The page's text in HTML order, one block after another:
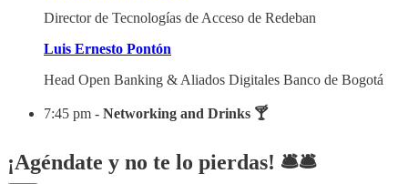
Director de Tecnologías de Acceso de Redeban
Luis Ernesto Pontón
Head Open Banking & Aliados Digitales Banco de Bogotá
7:45 pm - Networking and Drinks 🍸​
¡Agéndate y no te lo pierdas! 🛎️​🛎️​